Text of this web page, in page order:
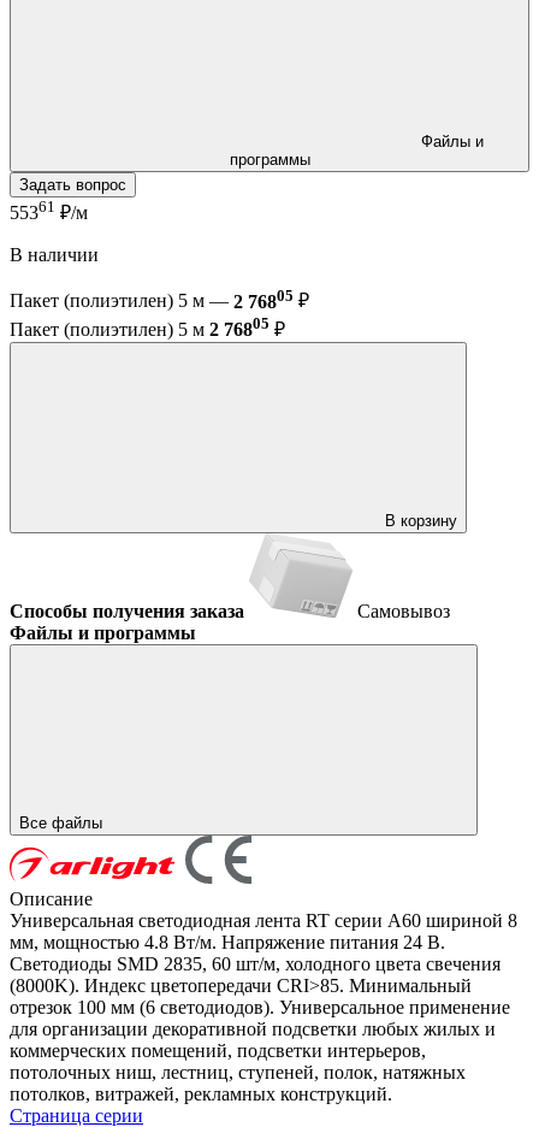
программы
Задать вопрос
55361 ₽/м
В наличии
Пакет (полиэтилен) 5 м — 2 76805 ₽
Пакет (полиэтилен) 5 м 2 76805 ₽
В корзину
Способы получения заказа
Самовывоз
Файлы и программы
Все файлы
Описание
Универсальная светодиодная лента RT серии A60 шириной 8
мм, мощностью 4.8 Вт/м. Напряжение питания 24 В.
Светодиоды SMD 2835, 60 шт/м, холодного цвета свечения
(8000K). Индекс цветопередачи CRI>85. Минимальный
отрезок 100 мм (6 светодиодов). Универсальное применение
для организации декоративной подсветки любых жилых и
коммерческих помещений, подсветки интерьеров,
потолочных ниш, лестниц, ступеней, полок, натяжных
потолков, витражей, рекламных конструкций.
Страница серии